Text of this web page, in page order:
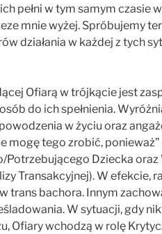
pełni w tym samym czasie
mnie wyżej. Spróbujemy
działania w każdej z tych
Ofiarą w trójkącie jest
do ich spełnienia.
w życiu oraz
mogę tego zrobić,
Dziecka
Transakcyjnej). W efekcie,
trans bachora. Innym
W sytuacji, gdy
Ofiary wchodzą w rolę